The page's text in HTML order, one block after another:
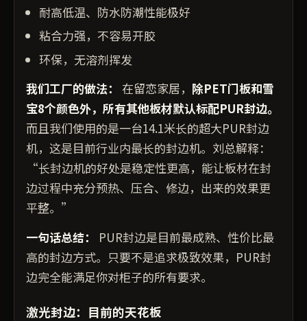
耐高低温、防水防潮性能极好
粘合力强，不容易开胶
环保，无溶剂挥发
我们工厂的做法： 在留恋家居， 除PET门板和雪
宝8个颜色外，所有其他板材默认标配PUR封边。
而且我们使用的是一台14.1米长的超大PUR封边
机，这是目前行业内最长的封边机。刘总解释：
“长封边机的好处是稳定性更高，能让板材在封
边过程中充分预热、压合、修边，出来的效果更
平整。”
一句话总结：
PUR封边是目前最成熟、性价比最
高的封边方式。只要不是追求极致效果，PUR封
边完全能满足你对柜子的所有要求。
激光封边：目前的天花板